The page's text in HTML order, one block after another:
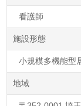
看護師
施設形態
小規模多機能型
地域